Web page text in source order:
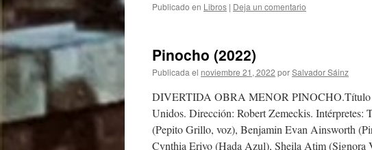
Publicado en Libros | Deja un comentario
Pinocho (2022)
Publicada el noviembre 21, 2022 porSalvador Sáinz
DIVERTIDA OBRA MENOR PINOCHO.Título
Unidos. Dirección: Robert Zemeckis. Intérpretes:
(Pepito Grillo, voz), Benjamin Evan Ainsworth
Cynthia Erivo (Hada Azul), Sheila Atim